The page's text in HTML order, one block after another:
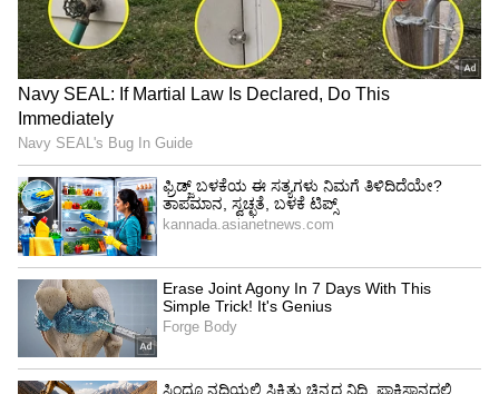
ಆದರೆ ಇದೆಲ್ಲ ಕ್ಷಣಿಕ. ಆಮೇಲೆ ಅವರು ಎಂದಿನ ಲವಲವಿಕೆಗೆ
ಮರಳಿದ್ದಾರೆ.
ಇದೀಗ ಕಾಜಲ್ ಅಗರ್​ವಾಲ್ ಕಮಲಹಾಸನ್ ಜೊತೆ
ಶೇ.50 ರಿಂದ ಶೇ.18 ಕ್ಕೆ TAX ಇಳಿಕೆ: ಮೋದಿ-
ಟ್ರಂಪ್ ಐತಿಹಾಸಿಕ ಒಪ್ಪಂದ | India US
Trade Deal | Party Rounds